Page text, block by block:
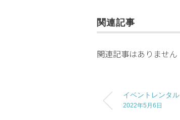
関連記事
関連記事はありません
イベントレンタル
2022年5月6日